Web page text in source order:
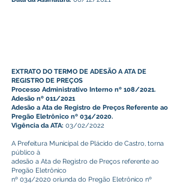
EXTRATO DO TERMO DE ADESÃO A ATA DE
REGISTRO DE PREÇOS
Processo Administrativo Interno nº 108/2021.
Adesão nº 011/2021
Adesão a Ata de Registro de Preços Referente ao
Pregão Eletrônico nº 034/2020.
Vigência da ATA: 03/02/2022
A Prefeitura Municipal de Plácido de Castro, torna
público à
adesão a Ata de Registro de Preços referente ao
Pregão Eletrônico
nº 034/2020 oriunda do Pregão Eletrônico nº